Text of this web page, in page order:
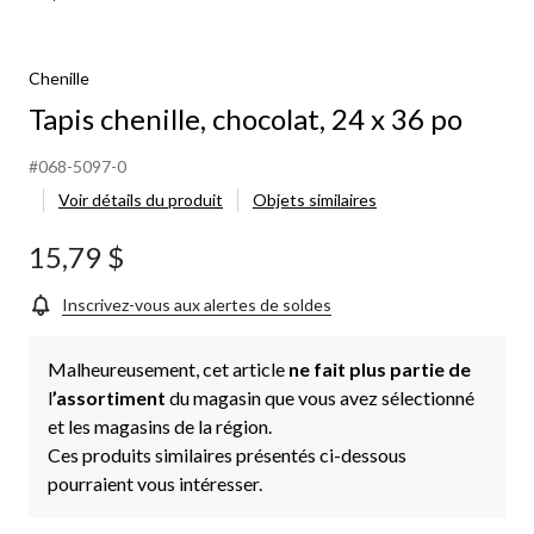
Chenille
Tapis chenille, chocolat, 24 x 36 po
#068-5097-0
Voir détails du produit
Objets similaires
15,79 $
Inscrivez-vous aux alertes de soldes
Malheureusement, cet article ne fait plus partie de
l’assortiment du magasin que vous avez sélectionné
et les magasins de la région.
Ces produits similaires présentés ci-dessous
pourraient vous intéresser.